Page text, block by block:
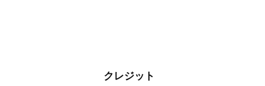
クレジット